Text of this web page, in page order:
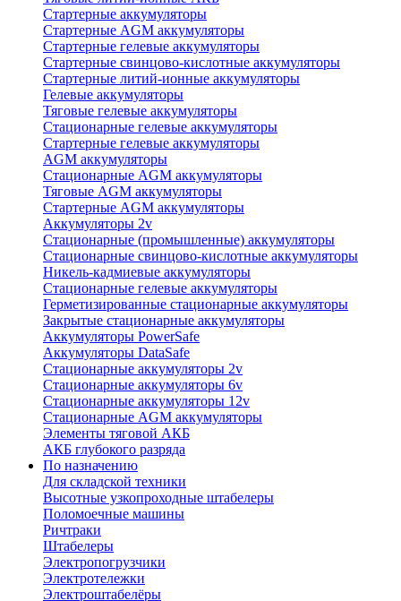
Стартерные аккумуляторы
Стартерные AGM аккумуляторы
Стартерные гелевые аккумуляторы
Стартерные свинцово-кислотные аккумуляторы
Стартерные литий-ионные аккумуляторы
Гелевые аккумуляторы
Тяговые гелевые аккумуляторы
Стационарные гелевые аккумуляторы
Стартерные гелевые аккумуляторы
AGM аккумуляторы
Стационарные AGM аккумуляторы
Тяговые AGM аккумуляторы
Стартерные AGM аккумуляторы
Аккумуляторы 2v
Стационарные (промышленные) аккумуляторы
Стационарные свинцово-кислотные аккумуляторы
Никель-кадмиевые аккумуляторы
Стационарные гелевые аккумуляторы
Герметизированные стационарные аккумуляторы
Закрытые стационарные аккумуляторы
Аккумуляторы PowerSafe
Аккумуляторы DataSafe
Стационарные аккумуляторы 2v
Стационарные аккумуляторы 6v
Стационарные аккумуляторы 12v
Стационарные AGM аккумуляторы
Элементы тяговой АКБ
АКБ глубокого разряда
По назначению
Для складской техники
Высотные узкопроходные штабелеры
Поломоечные машины
Ричтраки
Штабелеры
Электропогрузчики
Электротележки
Электроштабелёры